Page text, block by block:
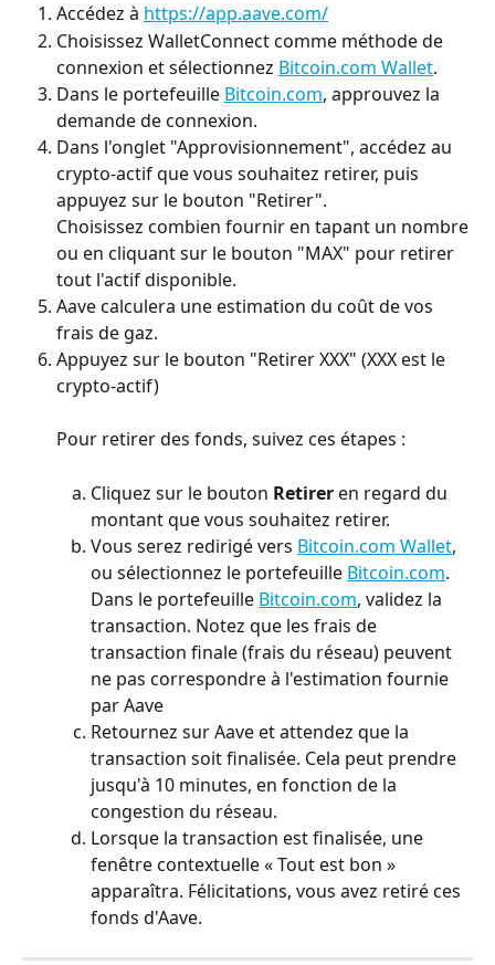
Accédez à https://app.aave.com/
Choisissez WalletConnect comme méthode de
connexion et sélectionnez Bitcoin.com Wallet.
Dans le portefeuille Bitcoin.com, approuvez la
demande de connexion.
Dans l'onglet "Approvisionnement", accédez au
crypto-actif que vous souhaitez retirer, puis
appuyez sur le bouton "Retirer".
Choisissez combien fournir en tapant un nombre
ou en cliquant sur le bouton "MAX" pour retirer
tout l'actif disponible.
Aave calculera une estimation du coût de vos
frais de gaz.
Appuyez sur le bouton "Retirer XXX" (XXX est le
crypto-actif)
Pour retirer des fonds, suivez ces étapes :
Cliquez sur le bouton Retirer en regard du
montant que vous souhaitez retirer.
Vous serez redirigé vers Bitcoin.com Wallet,
ou sélectionnez le portefeuille Bitcoin.com.
Dans le portefeuille Bitcoin.com, validez la
transaction. Notez que les frais de
transaction finale (frais du réseau) peuvent
ne pas correspondre à l'estimation fournie
par Aave
Retournez sur Aave et attendez que la
transaction soit finalisée. Cela peut prendre
jusqu'à 10 minutes, en fonction de la
congestion du réseau.
Lorsque la transaction est finalisée, une
fenêtre contextuelle « Tout est bon »
apparaîtra. Félicitations, vous avez retiré ces
fonds d'Aave.